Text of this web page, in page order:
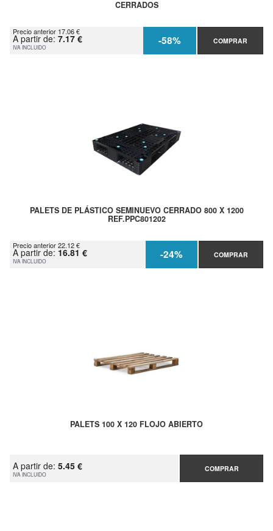
CERRADOS
Precio anterior 17.06 €
A partir de: 7.17 €
IVA INCLUIDO -58% COMPRAR
PALETS DE PLÁSTICO SEMINUEVO CERRADO 800 X 1200
REF.PPC801202
Precio anterior 22.12 €
A partir de: 16.81 €
IVA INCLUIDO -24% COMPRAR
PALETS 100 X 120 FLOJO ABIERTO
A partir de: 5.45 €
IVA INCLUIDO
COMPRAR